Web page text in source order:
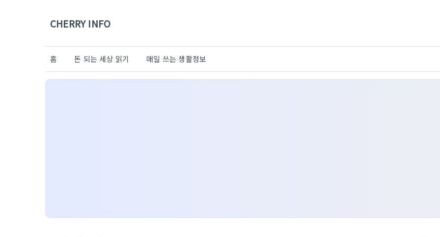
CHERRY INFO
홈 돈 되는 세상 읽기 매일 쓰는 생활정보